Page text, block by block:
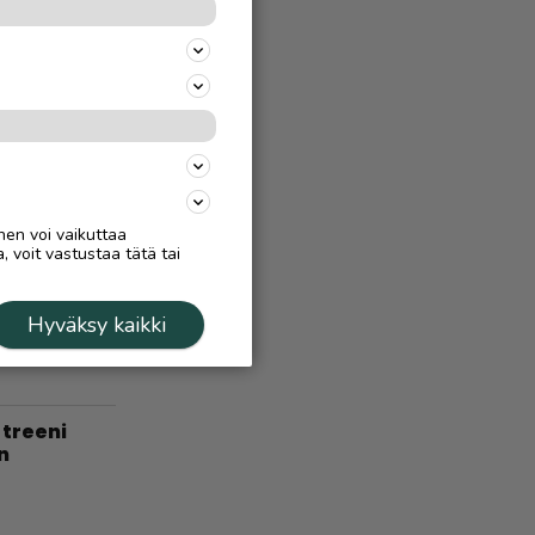
5.9.2025
Inarissa
voi vaikuttaa
voit vastustaa tätä tai
Hyväksy kaikki